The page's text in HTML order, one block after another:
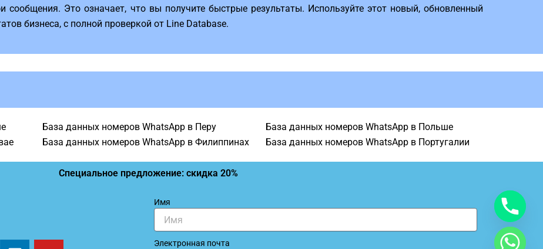
Это означает, что вы получите быстрые результаты. Используйте этот новый, обновленный
бизнеса, с полной проверкой от Line Database.
База данных номеров WhatsApp в Перу
База данных номеров WhatsApp в Филиппинах
База данных номеров WhatsApp в Польше
База данных номеров WhatsApp в Португалии
Специальное предложение: скидка 20%
Имя
Электронная почта